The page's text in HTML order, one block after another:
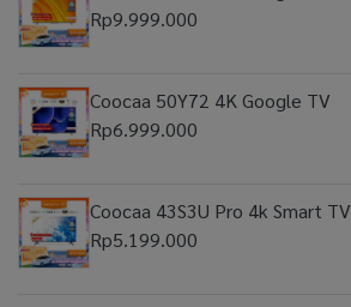
Rp9.999.000
Coocaa 50Y72 4K Google TV
Rp6.999.000
Coocaa 43S3U Pro 4k Smart TV
Rp5.199.000